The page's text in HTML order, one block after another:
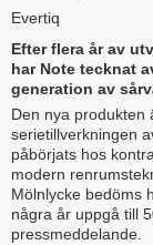
Evertiq
Efter flera år av
har Note tecknat
generation av
Den nya produkten
serietillverkningen
påbörjats hos
modern
Mölnlycke bedöms
några år uppgå till
pressmeddelande.